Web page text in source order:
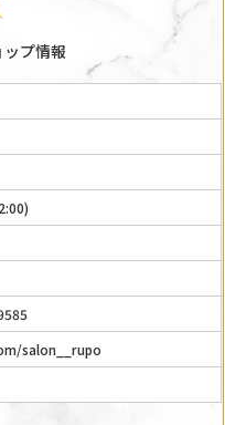
ップ情報
salon__rupo